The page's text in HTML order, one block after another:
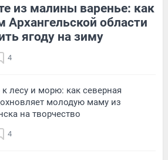
из малины варенье: как
Архангельской области
ягоду на зиму
4
лесу и морю: как северная
молодую маму из
на творчество
4